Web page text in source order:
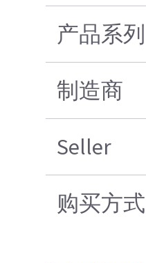
产品系列
制造商
Seller
购买方式